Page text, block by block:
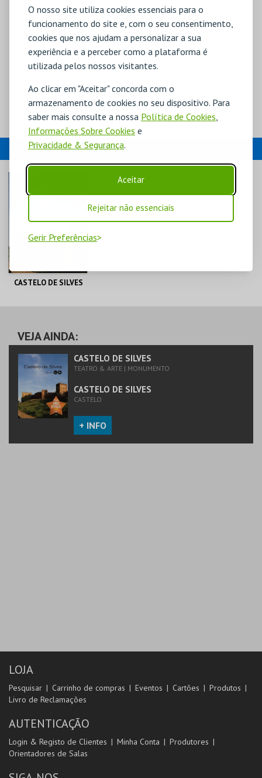
O nosso site utiliza cookies essenciais para o
funcionamento do site e, com o seu consentimento,
cookies que nos ajudam a personalizar a sua
experiência e a perceber como a plataforma é
utilizada pelos nossos visitantes.
Ao clicar em "Aceitar" concorda com o
armazenamento de cookies no seu dispositivo. Para
saber mais consulte a nossa Política de Cookies,
Informações Sobre Cookies e
Privacidade & Segurança.
Aceitar
Rejeitar não essenciais
Gerir Preferências
EVENTOS
CASTELO DE SILVES
MAIS INFO
COMPRAR
VEJA AINDA:
CASTELO DE SILVES
TEATRO & ARTE | MONUMENTO
CASTELO DE SILVES
CASTELO
+ INFO
LOJA
Pesquisar Carrinho de compras Eventos Cartões
Produtos
Livro de Reclamações
AUTENTICAÇÃO
Login & Registo de Clientes Minha Conta
Produtores
Orientadores de Salas